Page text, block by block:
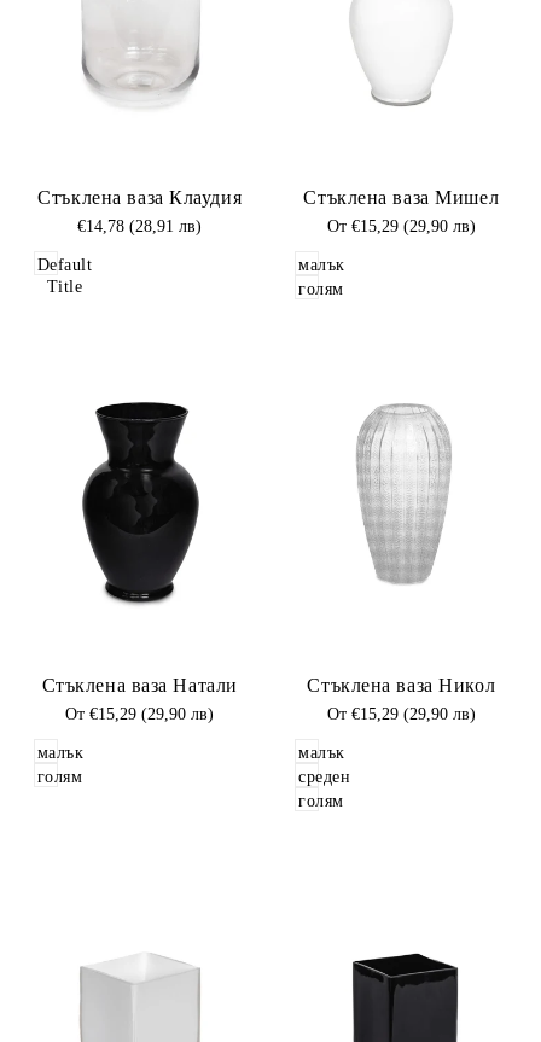
в
Любими
Стъклена ваза Клаудия
Промоционална
€14,78 (28,91 лв)
Default
Title
в
Любими
Стъклена ваза Мишел
Промоционална
От €15,29 (29,90 лв)
малък
голям
в
Любими
Стъклена ваза Натали
Промоционална
От€15,29 (29,90 лв)
малък
голям
Любими
Стъклена ваза Никол
Промоционална
От €15,29 (29,90 лв)
малък
среден
голям